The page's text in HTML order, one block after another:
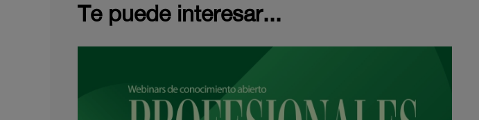
Te puede interesar...